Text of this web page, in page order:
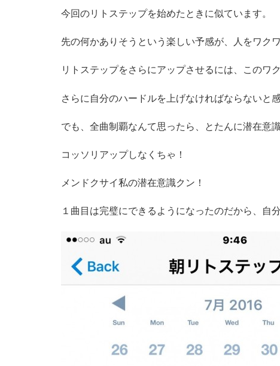
今回のリトステップを始めたときに似ています。
先の何かありそうという楽しい予感が、人をワク
リトステップをさらにアップさせるには、このワ
さらに自分のハードルを上げなければならないと
でも、全曲制覇なんて思ったら、とたんに潜在意
コッソリアップしなくちゃ！
メンドクサイ私の潜在意識クン！
１曲目は完璧にできるようになったのだから、自